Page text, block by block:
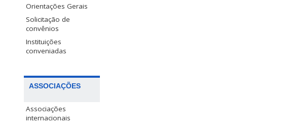
Orientações Gerais
Solicitação de
convênios
Instituições
conveniadas
ASSOCIAÇÕES
Associações
internacionais